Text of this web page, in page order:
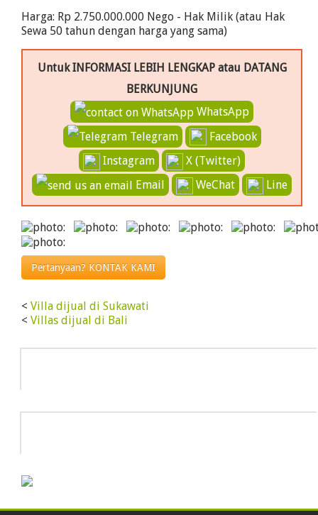
Harga: Rp 2.750.000.000 Nego - Hak Milik (atau Hak
Sewa 50 tahun dengan harga yang sama)
Untuk INFORMASI LEBIH LENGKAP atau DATANG
BERKUNJUNG
WhatsApp
Telegram
Facebook
Instagram
X (Twitter)
Email
WeChat Line
Pertanyaan? KONTAK KAMI
< Villa dijual di Sukawati
< Villas dijual di Bali